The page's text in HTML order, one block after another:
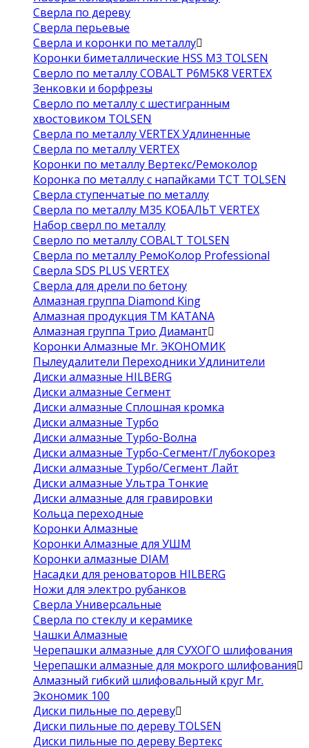
Сверла по дереву
Сверла перьевые
Сверла и коронки по металлу
Коронки биметаллические HSS M3 TOLSEN
Сверло по металлу COBALT Р6М5К8 VERTEX
Зенковки и борфрезы
Сверло по металлу с шестигранным
хвостовиком TOLSEN
Сверла по металлу VERTEX Удлиненные
Сверла по металлу VERTEX
Коронки по металлу Вертекс/Ремоколор
Коронка по металлу с напайками TCT TOLSEN
Сверла ступенчатые по металлу
Сверла по металлу М35 КОБАЛЬТ VERTEX
Набор сверл по металлу
Сверло по металлу COBALT TOLSEN
Сверла по металлу РемоКолор Professional
Сверла SDS PLUS VERTEX
Сверла для дрели по бетону
Алмазная группа Diamond King
Алмазная продукция ТМ KATANA
Алмазная группа Трио Диамант
Коронки Алмазные Mr. ЭКОНОМИК
Пылеудалители Переходники Удлинители
Диски алмазные HILBERG
Диски алмазные Сегмент
Диски алмазные Сплошная кромка
Диски алмазные Турбо
Диски алмазные Турбо-Волна
Диски алмазные Турбо-Сегмент/Глубокорез
Диски алмазные Турбо/Сегмент Лайт
Диски алмазные Ультра Тонкие
Диски алмазные для гравировки
Кольца переходные
Коронки Алмазные
Коронки Алмазные для УШМ
Коронки алмазные DIAM
Насадки для реноваторов HILBERG
Ножи для электро рубанков
Сверла Универсальные
Сверла по стеклу и керамике
Чашки Алмазные
Черепашки алмазные для СУХОГО шлифования
Черепашки алмазные для мокрого шлифования
Алмазный гибкий шлифовальный круг Mr.
Экономик 100
Диски пильные по дереву
Диски пильные по дереву TOLSEN
Диски пильные по дереву Вертекс